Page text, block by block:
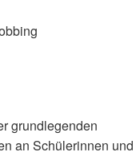
grundlegenden
an Schülerinnen und